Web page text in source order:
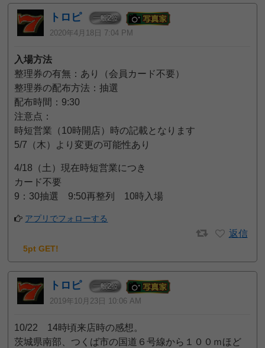
トロピ 一般2位
2020年4月18日 7:04 PM
入場方法
整理券の有無：あり（会員カード不要）
整理券の配布方法：抽選
配布時間：9:30
注意点：
時短営業（10時開店）時の記載となります
5/7（木）より変更の可能性あり
4/18（土）現在時短営業につき
カード不要
9：30抽選 9:50再整列 10時入場
アプリでフォローする
返信
5pt GET!
トロピ 一般2位
2019年10月23日 10:06 AM
10/22 14時頃来店時の感想。
茨城県南部、つくば市の国道６号線から１００ｍほど